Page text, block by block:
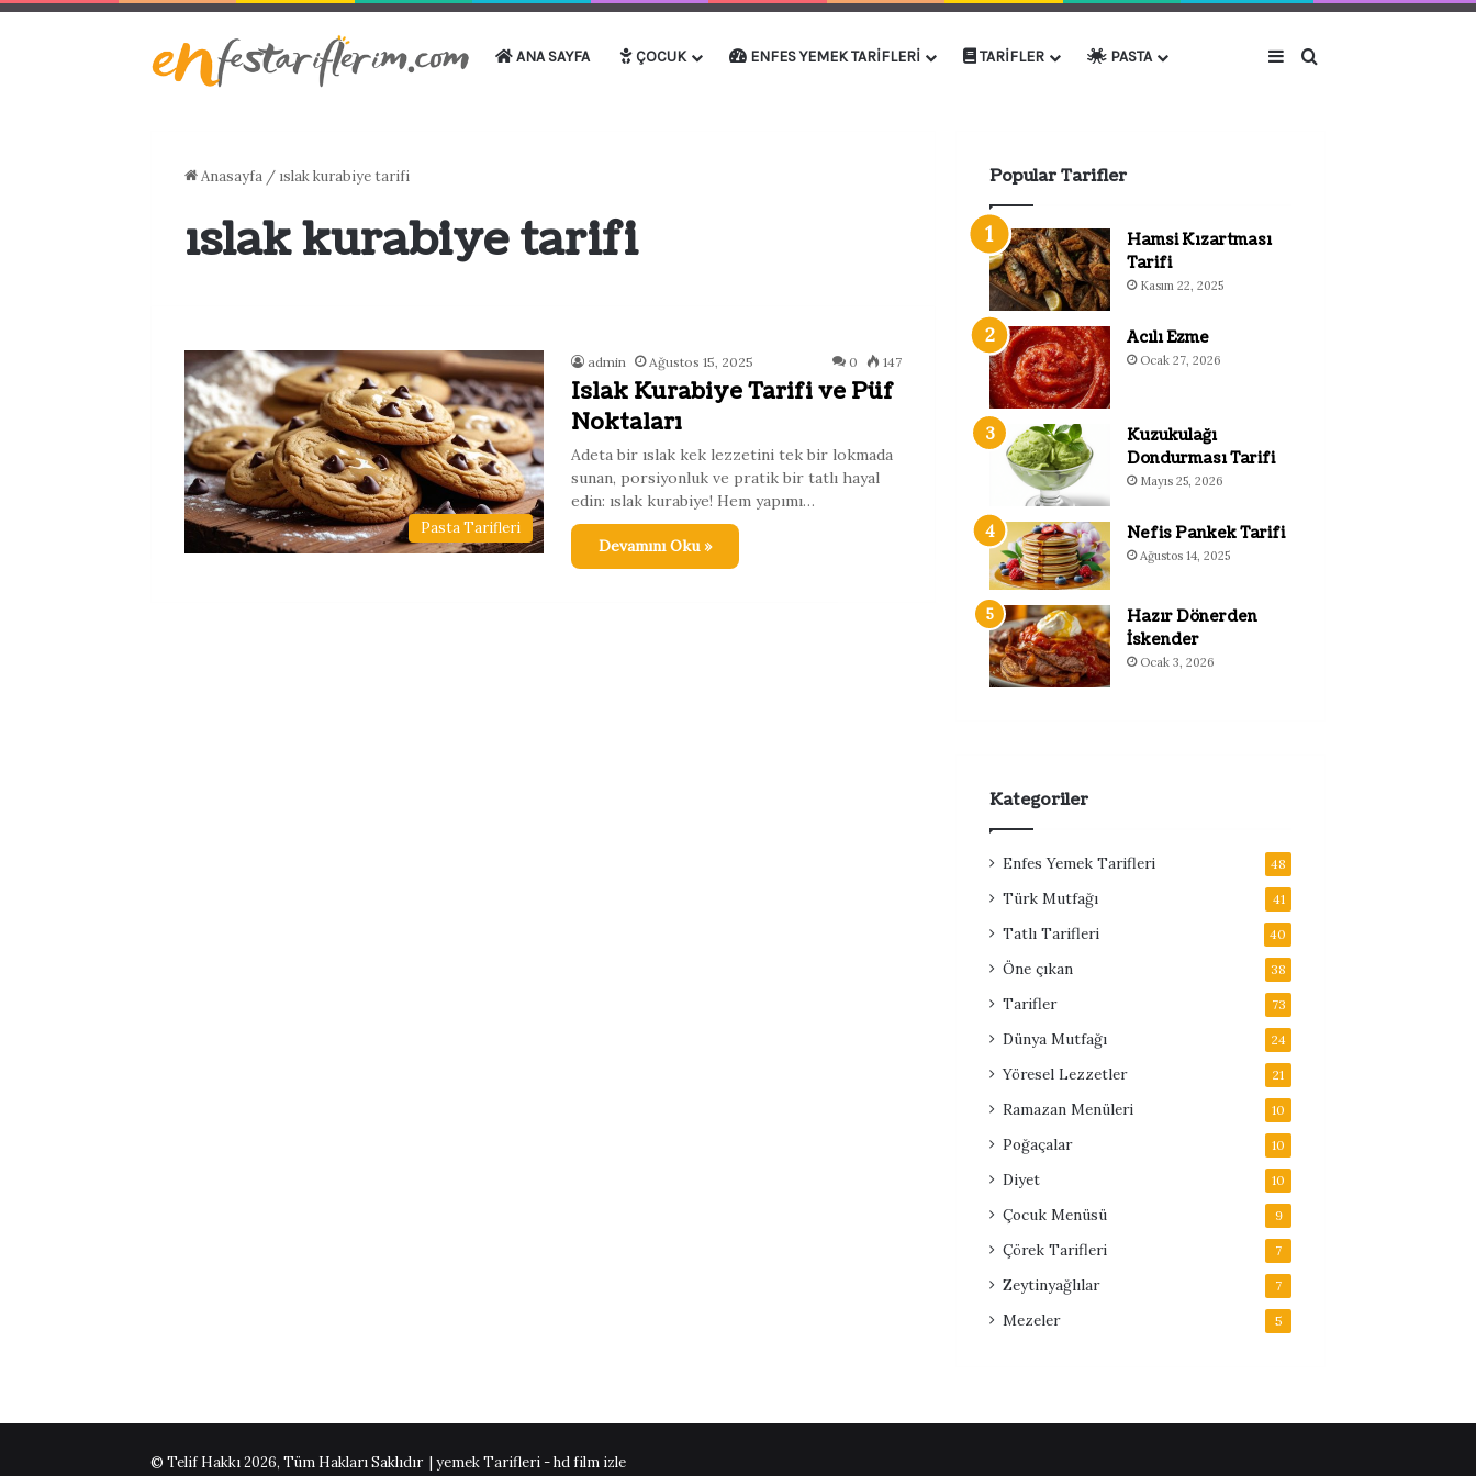
ANA SAYFA ÇOCUK ENFES YEMEK TARIFLERI TARIFLER PASTA Kenar Bölmesi
Arama yap ...
Anasayfa / ıslak kurabiye tarifi
ıslak kurabiye tarifi
Pasta Tarifleri
admin Ağustos 15, 2025 0 147
Islak Kurabiye Tarifi ve Püf
Noktaları
Adeta bir ıslak kek lezzetini tek bir lokmada
sunan, porsiyonluk ve pratik bir tatlı hayal
edin: ıslak kurabiye! Hem yapımı…
Devamını Oku »
Popular Tarifler
Hamsi Kızartması
Tarifi
Kasım 22, 2025
Acılı Ezme
Ocak 27, 2026
Kuzukulağı
Dondurması Tarifi
Mayıs 25, 2026
Nefis Pankek Tarifi
Ağustos 14, 2025
Hazır Dönerden
İskender
Ocak 3, 2026
Kategoriler
Enfes Yemek Tarifleri 48
Türk Mutfağı 41
Tatlı Tarifleri 40
Öne çıkan 38
Tarifler 73
Dünya Mutfağı 24
Yöresel Lezzetler 21
Ramazan Menüleri 10
Poğaçalar 10
Diyet 10
Çocuk Menüsü 9
Çörek Tarifleri 7
Zeytinyağlılar 7
Mezeler 5
© Telif Hakkı 2026, Tüm Hakları Saklıdır | yemek Tarifleri -hd film izle